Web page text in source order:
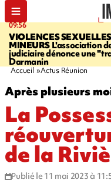
09:56
VIOLENCES
MINEURS L'association
judiciaire dénonce une
Darmanin
Accueil Actus Réunion
Après plusieurs
La
de la
Publié le 11 mai 2023 à